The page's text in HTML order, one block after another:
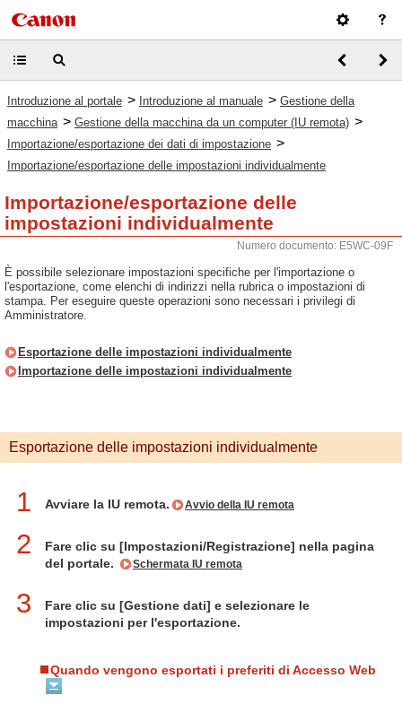
Introduzione al portale > Introduzione al manuale > Gestione della
macchina > Gestione della macchina da un computer (IU remota) >
Importazione/esportazione dei dati di impostazione >
Importazione/esportazione delle impostazioni individualmente
Importazione/esportazione delle
impostazioni individualmente
Numero documento: E5WC-09F
È possibile selezionare impostazioni specifiche per l'importazione o
l'esportazione, come elenchi di indirizzi nella rubrica o impostazioni di
stampa. Per eseguire queste operazioni sono necessari i privilegi di
Amministratore.
Esportazione delle impostazioni individualmente
Importazione delle impostazioni individualmente
Esportazione delle impostazioni individualmente
1 Avviare la IU remota. Avvio della IU remota
2
Fare clic su [Impostazioni/Registrazione] nella pagina
del portale.
Schermata IU remota
3
Fare clic su [Gestione dati] e selezionare le
impostazioni per l'esportazione.
Quando vengono esportati i preferiti di Accesso Web